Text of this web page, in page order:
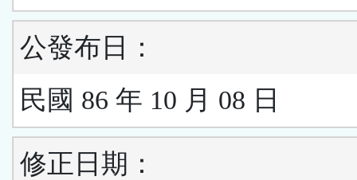
公發布日：
民國 86 年 10 月 08 日
修正日期：